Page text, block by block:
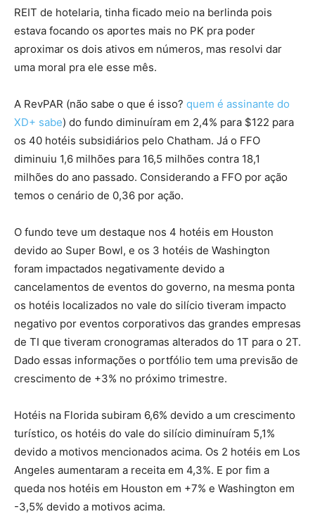
REIT de hotelaria, tinha ficado meio na berlinda pois
estava focando os aportes mais no PK pra poder
aproximar os dois ativos em números, mas resolvi dar
uma moral pra ele esse mês.
A RevPAR (não sabe o que é isso? quem é assinante do
XD+ sabe) do fundo diminuíram em 2,4% para $122 para
os 40 hotéis subsidiários pelo Chatham. Já o FFO
diminuiu 1,6 milhões para 16,5 milhões contra 18,1
milhões do ano passado. Considerando a FFO por ação
temos o cenário de 0,36 por ação.
O fundo teve um destaque nos 4 hotéis em Houston
devido ao Super Bowl, e os 3 hotéis de Washington
foram impactados negativamente devido a
cancelamentos de eventos do governo, na mesma ponta
os hotéis localizados no vale do silício tiveram impacto
negativo por eventos corporativos das grandes empresas
de TI que tiveram cronogramas alterados do 1T para o 2T.
Dado essas informações o portfólio tem uma previsão de
crescimento de +3% no próximo trimestre.
Hotéis na Florida subiram 6,6% devido a um crescimento
turístico, os hotéis do vale do silício diminuíram 5,1%
devido a motivos mencionados acima. Os 2 hotéis em Los
Angeles aumentaram a receita em 4,3%. E por fim a
queda nos hotéis em Houston em +7% e Washington em
-3,5% devido a motivos acima.